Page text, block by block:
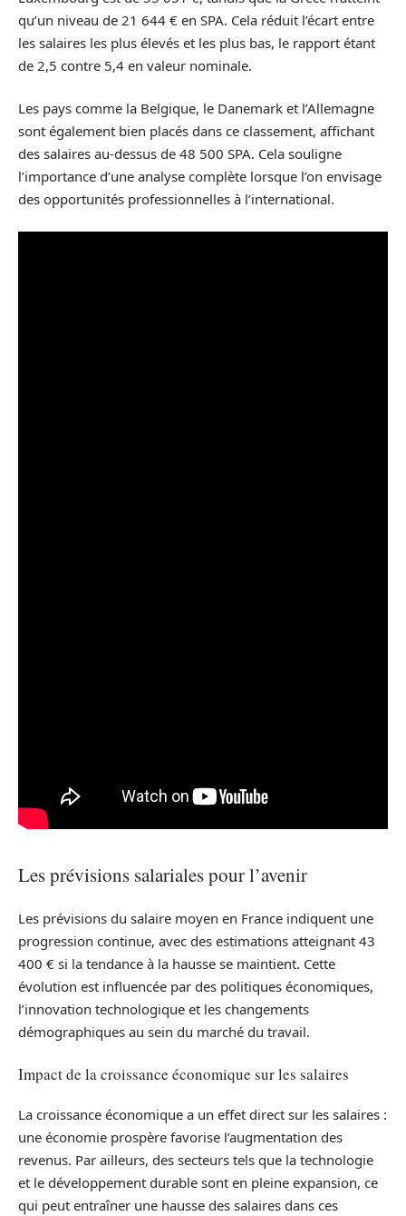
qu’un niveau de 21 644 € en SPA. Cela réduit l’écart entre
les salaires les plus élevés et les plus bas, le rapport étant
de 2,5 contre 5,4 en valeur nominale.
Les pays comme la Belgique, le Danemark et l’Allemagne
sont également bien placés dans ce classement, affichant
des salaires au-dessus de 48 500 SPA. Cela souligne
l’importance d’une analyse complète lorsque l’on envisage
des opportunités professionnelles à l’international.
Les prévisions salariales pour l’avenir
Les prévisions du salaire moyen en France indiquent une
progression continue, avec des estimations atteignant 43
400 € si la tendance à la hausse se maintient. Cette
évolution est influencée par des politiques économiques,
l’innovation technologique et les changements
démographiques au sein du marché du travail.
Impact de la croissance économique sur les salaires
La croissance économique a un effet direct sur les salaires :
une économie prospère favorise l’augmentation des
revenus. Par ailleurs, des secteurs tels que la technologie
et le développement durable sont en pleine expansion, ce
qui peut entraîner une hausse des salaires dans ces